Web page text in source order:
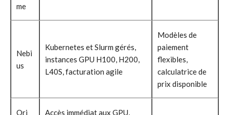
me
Nebi
us
Kubernetes et Slurm gérés,
instances GPU H100, H200,
L40S, facturation agile
Modèles de
paiement
flexibles,
calculatrice de
prix disponible
Ori
Accès immédiat aux GPU,